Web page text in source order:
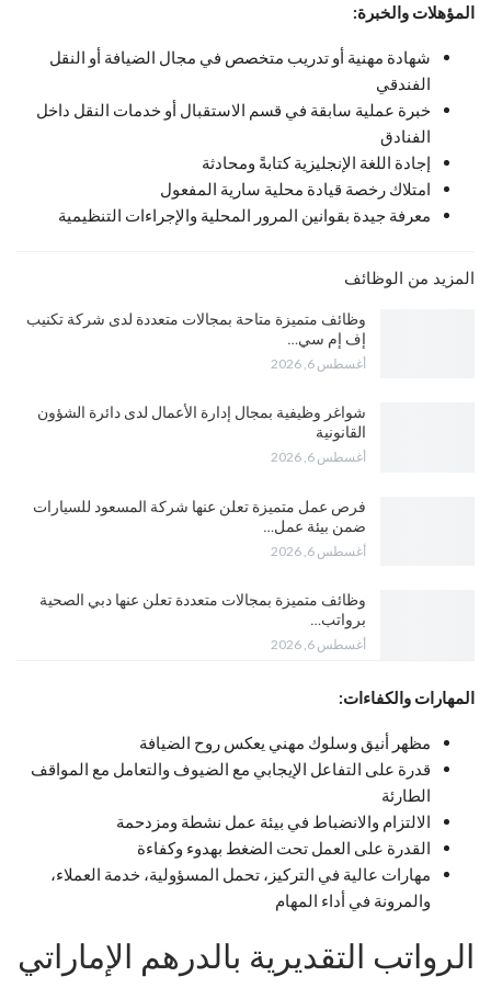
المؤهلات والخبرة:
شهادة مهنية أو تدريب متخصص في مجال الضيافة أو النقل
الفندقي
خبرة عملية سابقة في قسم الاستقبال أو خدمات النقل داخل
الفنادق
إجادة اللغة الإنجليزية كتابةً ومحادثة
امتلاك رخصة قيادة محلية سارية المفعول
معرفة جيدة بقوانين المرور المحلية والإجراءات التنظيمية
المزيد من الوظائف
وظائف متميزة متاحة بمجالات متعددة لدى شركة تكنيب
إف إم سي…
أغسطس 6, 2026
شواغر وظيفية بمجال إدارة الأعمال لدى دائرة الشؤون
القانونية
أغسطس 6, 2026
فرص عمل متميزة تعلن عنها شركة المسعود للسيارات
ضمن بيئة عمل…
أغسطس 6, 2026
وظائف متميزة بمجالات متعددة تعلن عنها دبي الصحية
برواتب…
أغسطس 6, 2026
المهارات والكفاءات:
مظهر أنيق وسلوك مهني يعكس روح الضيافة
قدرة على التفاعل الإيجابي مع الضيوف والتعامل مع المواقف
الطارئة
الالتزام والانضباط في بيئة عمل نشطة ومزدحمة
القدرة على العمل تحت الضغط بهدوء وكفاءة
مهارات عالية في التركيز، تحمل المسؤولية، خدمة العملاء،
والمرونة في أداء المهام
الرواتب التقديرية بالدرهم الإماراتي